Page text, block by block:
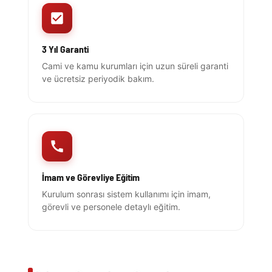
3 Yıl Garanti
Cami ve kamu kurumları için uzun süreli garanti
ve ücretsiz periyodik bakım.
İmam ve Görevliye Eğitim
Kurulum sonrası sistem kullanımı için imam,
görevli ve personele detaylı eğitim.